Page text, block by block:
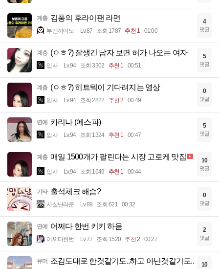
계층 김풍의 후라이팬 라면
부엔까미노 Lv.87 조회 1787 추천 1 01:00
4
댓글
계층 (ㅇㅎ?) 잘생긴 남자 보면 혀가 나오는 여자
입사 Lv.94 조회 3302 추천 1 00:51
5
댓글
계층 (ㅇㅎ?) 히트텍이 기다려지는 영상
입사 Lv.94 조회 2822 추천 2 00:49
0
댓글
연예 카리나 (에스파)
입사 Lv.94 조회 1324 추천 1 00:47
5
댓글
계층 매일 1500개가 팔린다는 시장 고로케 맛집
입사 Lv.94 조회 1649 추천 1 00:44
10
댓글
기타 출석체크 해슴?
사실난라쿤 Lv.89 조회 621 00:32
0
댓글
연예 어쩌다 한번 키키 하음
어쩌다한번 Lv.77 조회 1520 추천 2 00:27
2
댓글
유머 조감도대로 한것같기도..하고 아닌것같기도.. 10